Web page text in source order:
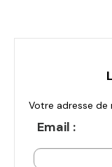
Votre adresse de
Email :